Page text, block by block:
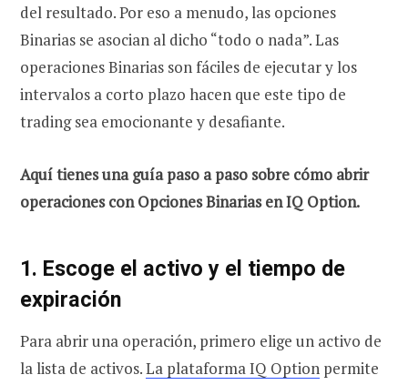
del resultado. Por eso a menudo, las opciones
Binarias se asocian al dicho “todo o nada”. Las
operaciones Binarias son fáciles de ejecutar y los
intervalos a corto plazo hacen que este tipo de
trading sea emocionante y desafiante.
Aquí tienes una guía paso a paso sobre cómo abrir
operaciones con Opciones Binarias en IQ Option.
1. Escoge el activo y el tiempo de
expiración
Para abrir una operación, primero elige un activo de
la lista de activos.La plataforma IQ Option permite